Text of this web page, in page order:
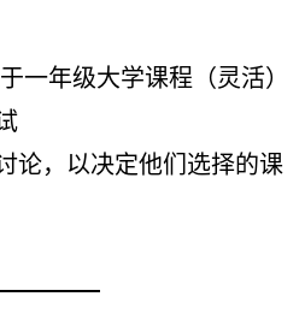
一年级大学课程（灵活）
论，以决定他们选择的课